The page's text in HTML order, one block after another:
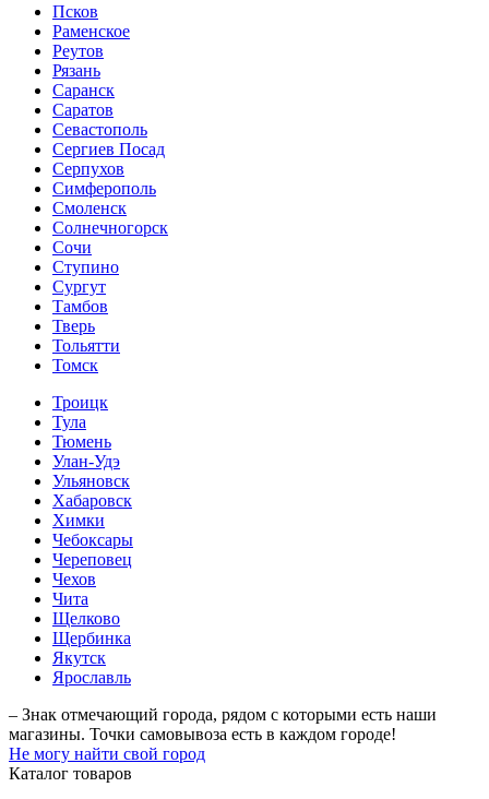
Псков
Раменское
Реутов
Рязань
Саранск
Саратов
Севастополь
Сергиев Посад
Серпухов
Симферополь
Смоленск
Солнечногорск
Сочи
Ступино
Сургут
Тамбов
Тверь
Тольятти
Томск
Троицк
Тула
Тюмень
Улан-Удэ
Ульяновск
Хабаровск
Химки
Чебоксары
Череповец
Чехов
Чита
Щелково
Щербинка
Якутск
Ярославль
– Знак отмечающий города, рядом с которыми есть наши
магазины. Точки самовывоза есть в каждом городе!
Не могу найти свой город
Каталог товаров